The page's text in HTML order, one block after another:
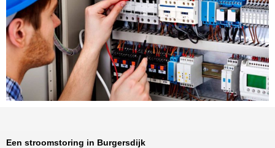
Een stroomstoring in Burgersdijk